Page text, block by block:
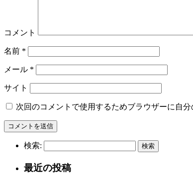
コメント
名前 *
メール *
サイト
次回のコメントで使用するためブラウザーに自
検索:
最近の投稿